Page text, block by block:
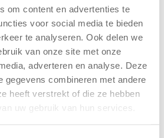
om content en advertenties te
voor social media te bieden
te analyseren. Ook delen we
van onze site met onze
adverteren en analyse. Deze
gegevens combineren met andere
heeft verstrekt of die ze hebben
uw gebruik van hun services.
plek